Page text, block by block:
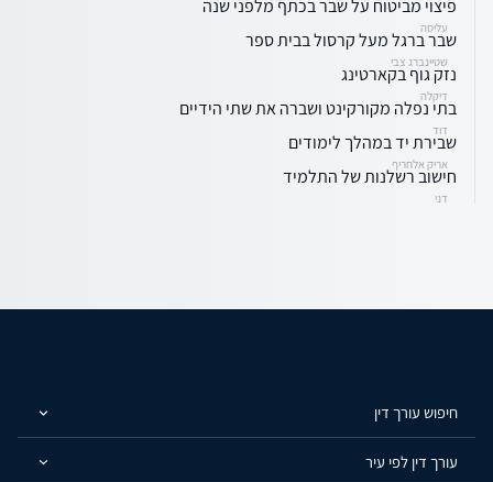
פיצוי מביטוח על שבר בכתף מלפני שנה
עליסה
שבר ברגל מעל קרסול בבית ספר
שטיינברג צבי
נזק גוף בקארטינג
דיקלה
בתי נפלה מקורקינט ושברה את שתי הידיים
דוד
שבירת יד במהלך לימודים
אריק אלחריף
חישוב רשלנות של התלמיד
דני
חיפוש עורך דין
עורך דין לפי עיר